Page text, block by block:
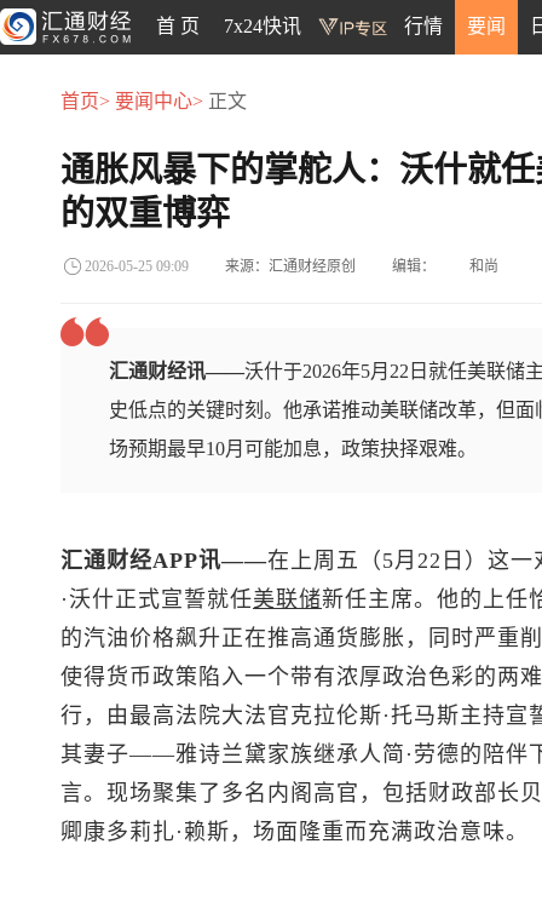
首 页 7x24快讯 行情 要闻
首页> 要闻中心> 正文
通胀风暴下的掌舵人：沃什就
的双重博弈
2026-05-25 09:09 来源：汇通财经原创 编辑： 和尚
汇通财经讯——沃什于2026年5月22日就任美联储
史低点的关键时刻。他承诺推动美联储改革，但
场预期最早10月可能加息，政策抉择艰难。
汇通财经APP讯——在上周五（5月22日）这一
·沃什正式宣誓就任美联储新任主席。他的上任
的汽油价格飙升正在推高通货膨胀，同时严重
使得货币政策陷入一个带有浓厚政治色彩的两
行，由最高法院大法官克拉伦斯·托马斯主持
其妻子——雅诗兰黛家族继承人简·劳德的陪伴
言。现场聚集了多名内阁高官，包括财政部长
卿康多莉扎·赖斯，场面隆重而充满政治意味。